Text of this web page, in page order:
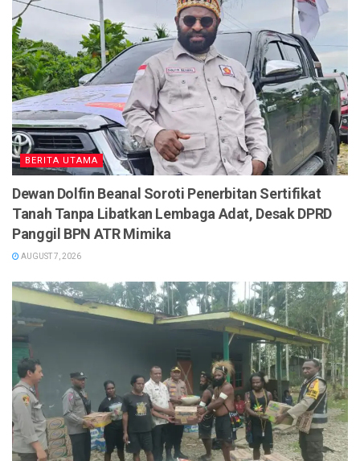
BERITA UTAMA
Dewan Dolfin Beanal Soroti Penerbitan Sertifikat
Tanah Tanpa Libatkan Lembaga Adat, Desak DPRD
Panggil BPN ATR Mimika
AUGUST 7, 2026